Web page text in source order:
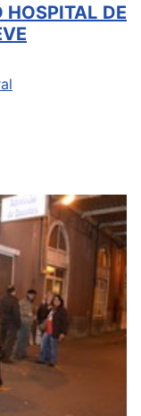
HOSPITAL DE